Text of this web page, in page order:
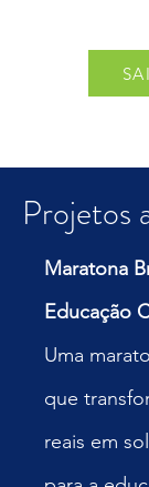
Projetos
Maratona
Educação
Uma
que
reais em